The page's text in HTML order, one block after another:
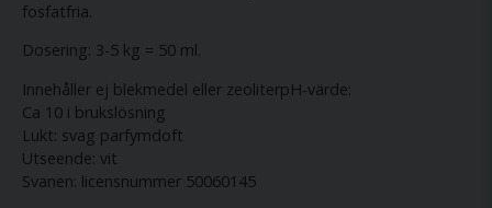
fosfatfria.
Dosering: 3-5 kg = 50 ml.
Innehåller ej blekmedel eller zeoliterpH-värde:
Ca 10 i brukslösning
Lukt: svag parfymdoft
Utseende: vit
Svanen: licensnummer 50060145